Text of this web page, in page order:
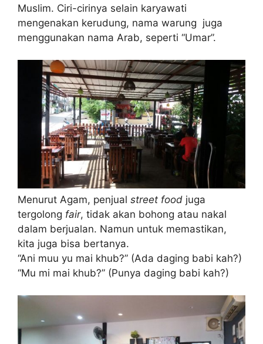
Muslim. Ciri-cirinya selain karyawati
mengenakan kerudung, nama warung juga
menggunakan nama Arab, seperti “Umar”.
Menurut Agam, penjual street food juga
tergolong fair, tidak akan bohong atau nakal
dalam berjualan. Namun untuk memastikan,
kita juga bisa bertanya.
“Ani muu yu mai khub?” (Ada daging babi kah?)
“Mu mi mai khub?” (Punya daging babi kah?)